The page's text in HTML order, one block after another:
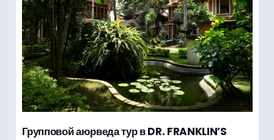
Групповой аюрведа тур в DR. FRANKLIN’S